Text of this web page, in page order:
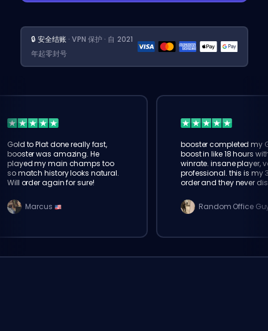
🔒 安全结账 · VPN 保护 · 自 2021
年起零封号
Gold to Plat done really fast,
booster was amazing. He
played my main champs too
so match history looks natural.
Will order again for sure!
Marcus
booster completed my
boost in like 18 hours
winrate. insane player,
professional. this is my
order and they never
Random Office